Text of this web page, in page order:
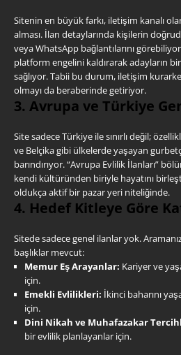
Sitenin en büyük farkı, iletişim kanalı
alması. İlan detaylarında kişilerin
veya WhatsApp bağlantılarını
platform engelini kaldırarak adayların
sağlıyor. Tabii bu durum, iletişim
olmayı da beraberinde getiriyor.
3. Avrupa ve Türkiye
Site sadece Türkiye ile sınırlı değil;
ve Belçika gibi ülkelerde yaşayan
barındırıyor. “Avrupa Evlilik İlanları”
kendi kültüründen biriyle hayatını
oldukça aktif bir pazar yeri niteliğinde.
4. Hedef Kitleye Göre
Sitede sadece genel ilanlar yok.
başlıklar mevcut:
Memur Eş Arayanlar: Kariyer ve
için.
Emekli Evlilikleri: İkinci baharını
için.
Dini Nikah ve Muhafazakar
bir evlilik planlayanlar için.